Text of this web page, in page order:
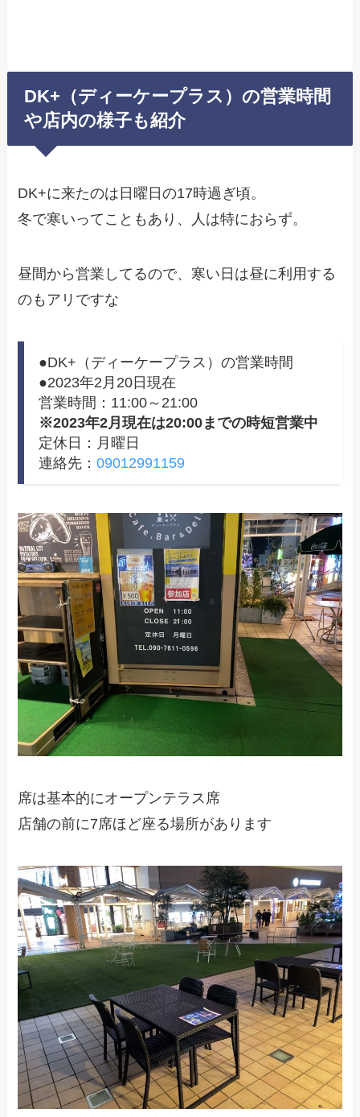
DK+（ディーケープラス）の営業時間
や店内の様子も紹介
DK+に来たのは日曜日の17時過ぎ頃。
冬で寒いってこともあり、人は特におらず。
昼間から営業してるので、寒い日は昼に利用する
のもアリですな
●DK+（ディーケープラス）の営業時間
●2023年2月20日現在
営業時間：11:00～21:00
※2023年2月現在は20:00までの時短営業中
定休日：月曜日
連絡先：09012991159
席は基本的にオープンテラス席
店舗の前に7席ほど座る場所があります